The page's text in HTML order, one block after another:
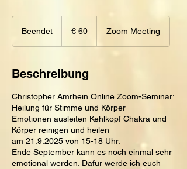
Beendet
d
t
€ 60 Zoom Meeting
Beschreibung
Christopher Amrhein Online Zoom-Seminar:
Heilung für Stimme und Körper
Emotionen ausleiten Kehlkopf Chakra und
Körper reinigen und heilen
am 21.9.2025 von 15-18 Uhr.
Ende September kann es noch einmal sehr
emotional werden. Dafür werde ich euch